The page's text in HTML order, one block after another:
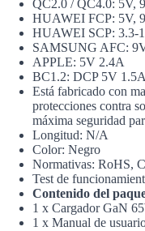
QC2.0 / QC4.0: 5V,
HUAWEI FCP: 5V,
HUAWEI SCP: 3.3-
SAMSUNG AFC:
APPLE: 5V 2.4A
BC1.2: DCP 5V
Está fabricado con
protecciones contra
máxima seguridad
Longitud: N/A
Color: Negro
Normativas: RoHS,
Test de
Contenido del
1 x Cargador GaN
1 x Manual de